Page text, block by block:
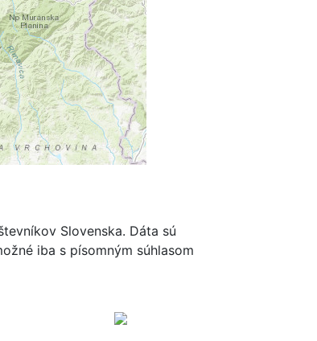
Slovenska. Dáta sú
iba s písomným súhlasom